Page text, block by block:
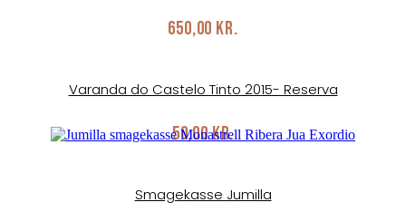
650,00 kr.
Varanda do Castelo Tinto 2015- Reserva
50,00kr.
Smagekasse Jumilla